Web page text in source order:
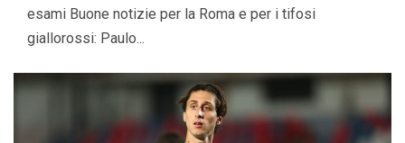
esami Buone notizie per la Roma e per i tifosi
giallorossi: Paulo...